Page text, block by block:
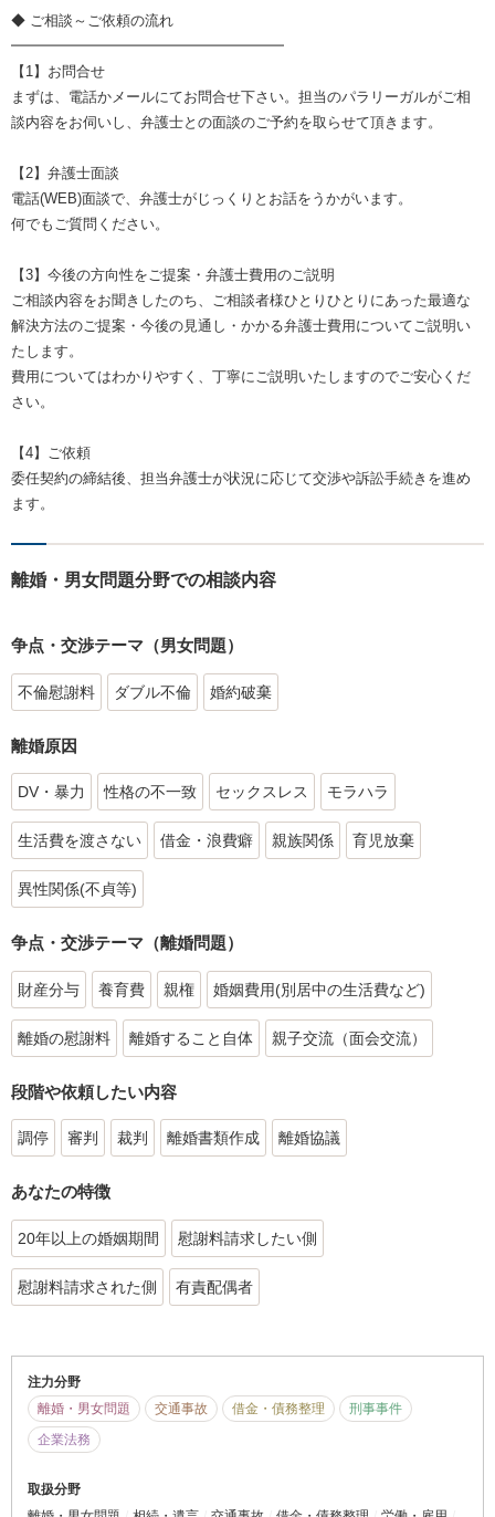
◆ ご相談～ご依頼の流れ
━━━━━━━━━━━━━━━━━━━
【1】お問合せ
まずは、電話かメールにてお問合せ下さい。担当のパラリーガルがご相
談内容をお伺いし、弁護士との面談のご予約を取らせて頂きます。
【2】弁護士面談
電話(WEB)面談で、弁護士がじっくりとお話をうかがいます。
何でもご質問ください。
【3】今後の方向性をご提案・弁護士費用のご説明
ご相談内容をお聞きしたのち、ご相談者様ひとりひとりにあった最適な
解決方法のご提案・今後の見通し・かかる弁護士費用についてご説明い
たします。
費用についてはわかりやすく、丁寧にご説明いたしますのでご安心くだ
さい。
【4】ご依頼
委任契約の締結後、担当弁護士が状況に応じて交渉や訴訟手続きを進め
ます。
離婚・男女問題分野での相談内容
争点・交渉テーマ（男女問題）
不倫慰謝料 ダブル不倫 婚約破棄
離婚原因
DV・暴力 性格の不一致 セックスレス モラハラ
生活費を渡さない 借金・浪費癖 親族関係 育児放棄
異性関係(不貞等)
争点・交渉テーマ（離婚問題）
財産分与 養育費 親権 婚姻費用(別居中の生活費など)
離婚の慰謝料 離婚すること自体 親子交流（面会交流）
段階や依頼したい内容
調停 審判 裁判 離婚書類作成 離婚協議
あなたの特徴
20年以上の婚姻期間 慰謝料請求したい側
慰謝料請求された側 有責配偶者
注力分野
離婚・男女問題
交通事故 借金・債務整理
刑事事件
企業法務
取扱分野